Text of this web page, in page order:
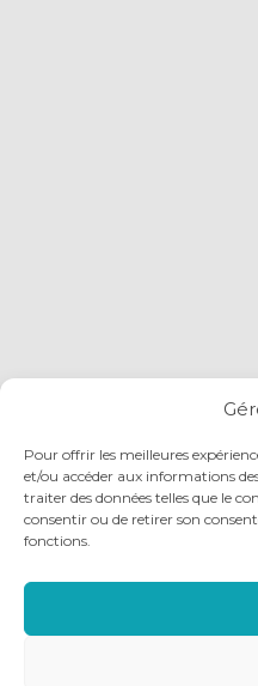
Pour offrir les meilleures
et/ou accéder aux informations
traiter des données telles que le
consentir ou de retirer son
fonctions.